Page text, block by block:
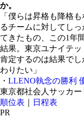
か。
「僕らは昇格も降格
るチームに対してし
てきたもの、この1年
結果。東京ユナイテ
肯定するのは結果で
わりたい」
・ LLENO執念の勝利
東京都社会人サッカー
順位表
日程表
PR